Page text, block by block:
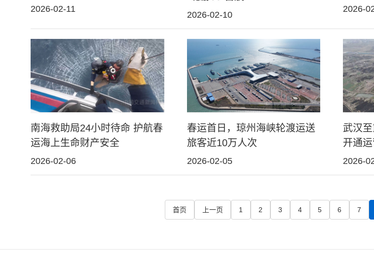
2026-02-11
2026-02-10
2026-
南海救助局24小时待命 护航春
运海上生命财产安全
2026-02-06
春运首日，琼州海峡轮渡运送
旅客近10万人次
2026-02-05
武汉
开通
2026-
首页 上一页 1 2 3 4 5 6 7